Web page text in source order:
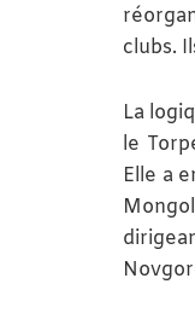
clubs.
La
le
Elle a